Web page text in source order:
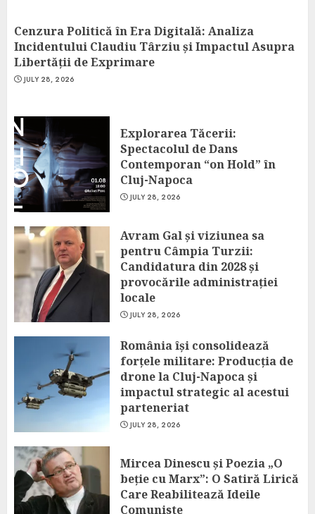
Cenzura Politică în Era Digitală: Analiza
Incidentului Claudiu Târziu și Impactul Asupra
Libertății de Exprimare
JULY 28, 2026
Explorarea Tăcerii:
Spectacolul de Dans
Contemporan “on Hold” în
Cluj-Napoca
JULY 28, 2026
Avram Gal și viziunea sa
pentru Câmpia Turzii:
Candidatura din 2028 și
provocările administrației
locale
JULY 28, 2026
România își consolidează
forțele militare: Producția de
drone la Cluj-Napoca și
impactul strategic al acestui
parteneriat
JULY 28, 2026
Mircea Dinescu și Poezia „O
beție cu Marx”: O Satiră Lirică
Care Reabilitează Ideile
Comuniste